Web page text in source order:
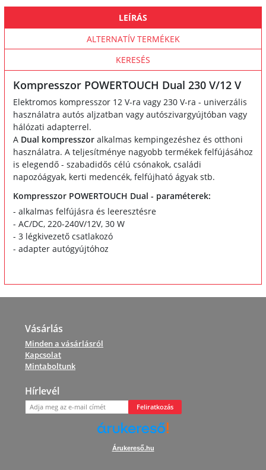
LEÍRÁS
ALTERNATÍV TERMÉKEK
KERESÉS
Kompresszor POWERTOUCH Dual 230 V/12 V
Elektromos kompresszor 12 V-ra vagy 230 V-ra - univerzális
használatra autós aljzatban vagy autószivargyújtóban vagy
hálózati adapterrel.
A Dual kompresszor alkalmas kempingezéshez és otthoni
használatra. A teljesítménye nagyobb termékek felfújásához
is elegendő - szabadidős célú csónakok, családi
napozóágyak, kerti medencék, felfújható ágyak stb.
Kompresszor POWERTOUCH Dual - paraméterek:
- alkalmas felfújásra és leeresztésre
- AC/DC, 220-240V/12V, 30 W
- 3 légkivezető csatlakozó
- adapter autógyújtóhoz
Vásárlás
Minden a vásárlásról
Kapcsolat
Mintaboltunk
Hírlevél
Feliratkozás
Árukereső.hu